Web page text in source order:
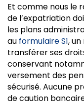
Et comme nous le
de l’expatriation
les plans
au formulaire S1,
transférer ses
conservant
versement des
sécurisé. Aucune
de caution